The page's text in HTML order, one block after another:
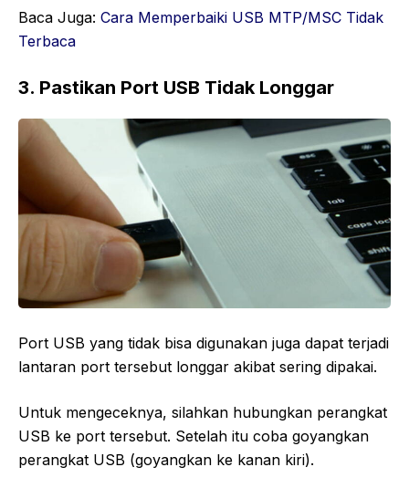
Baca Juga: Cara Memperbaiki USB MTP/MSC Tidak
Terbaca
3. Pastikan Port USB Tidak Longgar
Port USB yang tidak bisa digunakan juga dapat terjadi
lantaran port tersebut longgar akibat sering dipakai.
Untuk mengeceknya, silahkan hubungkan perangkat
USB ke port tersebut. Setelah itu coba goyangkan
perangkat USB (goyangkan ke kanan kiri).